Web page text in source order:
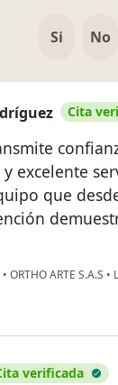
Si No
Cita
excelente
que
• ORTHO ARTE S.A.S •
verificada